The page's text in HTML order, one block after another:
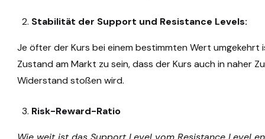
Stabilität der Support und Resistance Levels:
Je öfter der Kurs bei einem bestimmten Wert
Zustand am Markt zu sein, dass der Kurs auch in naher
Widerstand stoßen wird.
Risk-Reward-Ratio